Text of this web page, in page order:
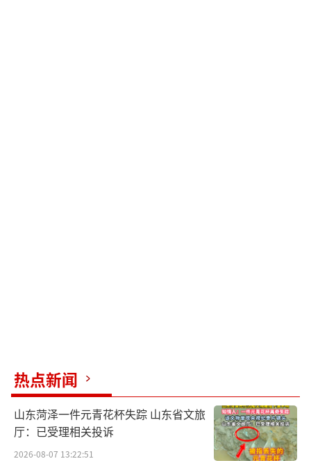
热点新闻
山东菏泽一件元青花杯失踪 山东省文旅
厅：已受理相关投诉
2026-08-07 13:22:51